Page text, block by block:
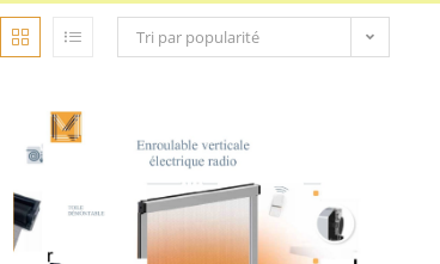
Tri par popularité